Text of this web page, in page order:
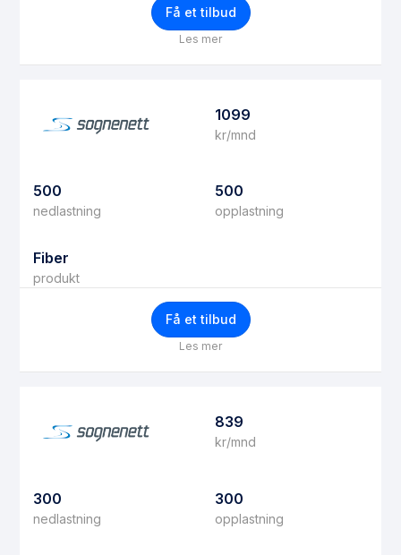
Få et tilbud
Les mer
1099
kr/mnd
500
nedlastning
500
opplastning
Fiber
produkt
Få et tilbud
Les mer
839
kr/mnd
300
nedlastning
300
opplastning